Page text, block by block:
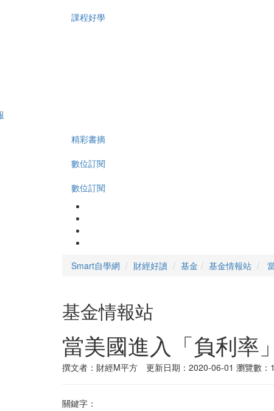
課程好學
精彩書摘
數位訂閱
數位訂閱
Smart自學網 財經好讀 基金 基金情報站
基金情報站
當美國進入「負利率
撰文者：財經M平方 更新日期：2020-06-01 瀏覽數：
關鍵字：